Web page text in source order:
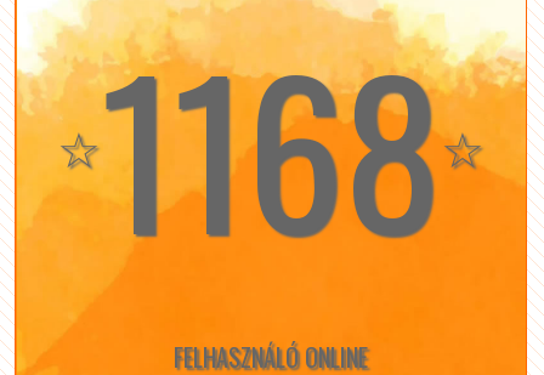
☆1168☆
FELHASZNÁLÓ ONLINE